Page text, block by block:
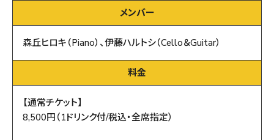
メンバー
森丘ヒロキ（Piano）、伊藤ハルトシ（Cello＆Guitar）
料金
【通常チケット】
8,500円（1ドリンク付/税込・全席指定）